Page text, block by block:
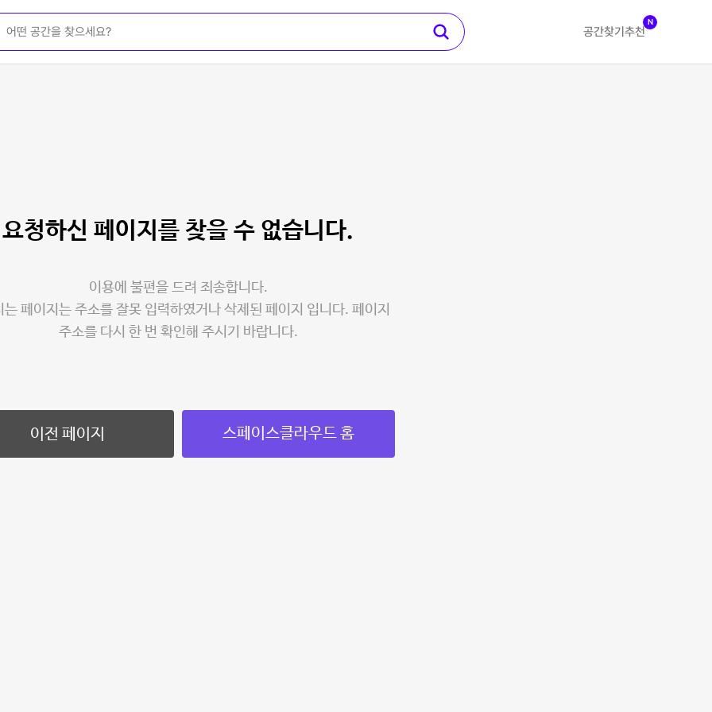
공간찾기 추천
N
요청하신 페이지를 찾을 수 없습니다.
이용에 불편을 드려 죄송합니다.
는 페이지는 주소를 잘못 입력하였거나 삭제된 페이지 입니다. 페이지
주소를 다시 한 번 확인해 주시기 바랍니다.
이전 페이지 스페이스클라우드 홈